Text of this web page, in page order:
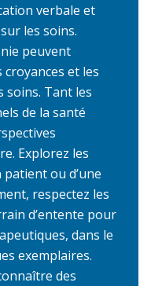
verbale et
les soins.
peuvent
et les
soins. Tant les
de la santé
Explorez les
patient ou d’une
respectez les
d’entente pour
dans le
exemplaires.
des